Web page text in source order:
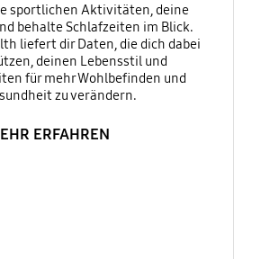
sportlichen Aktivitäten, deine
behalte Schlafzeiten im Blick.
liefert dir Daten, die dich dabei
deinen Lebensstil und
für mehr Wohlbefinden und
zu verändern.
ERFAHREN